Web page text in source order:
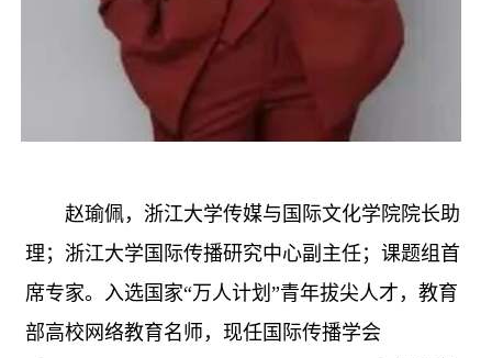
赵瑜佩，浙江大学传媒与国际文化学院院长助
理；浙江大学国际传播研究中心副主任；课题组首
席专家。入选国家“万人计划”青年拔尖人才，教育
部高校网络教育名师，现任国际传播学会